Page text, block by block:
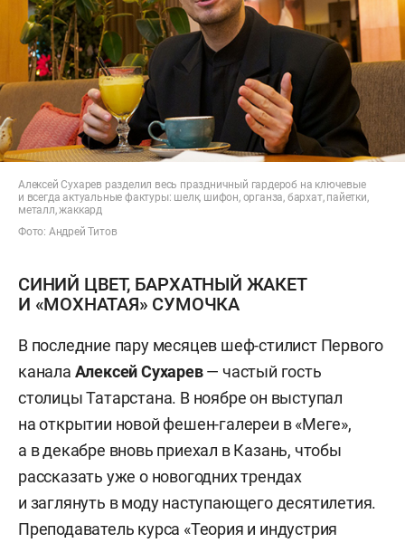
Алексей Сухарев разделил весь праздничный гардероб на ключевые
и всегда актуальные фактуры: шелк, шифон, органза, бархат, пайетки,
металл, жаккард
Фото: Андрей Титов
СИНИЙ ЦВЕТ, БАРХАТНЫЙ ЖАКЕТ
И «МОХНАТАЯ» СУМОЧКА
В последние пару месяцев шеф-стилист Первого
канала Алексей Сухарев— частый гость
столицы Татарстана. В ноябре он выступал
на открытии новой фешен-галереи в «Меге»,
а в декабре вновь приехал в Казань, чтобы
рассказать уже о новогодних трендах
и заглянуть в моду наступающего десятилетия.
Преподаватель курса «Теория и индустрия